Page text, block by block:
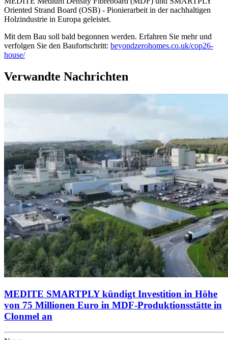
Oriented Strand Board (OSB) - Pionierarbeit in der nachhaltigen
Holzindustrie in Europa geleistet.
Mit dem Bau soll bald begonnen werden. Erfahren Sie mehr und
verfolgen Sie den Baufortschritt: beyondzerohomes.co.uk/cop26-
house/
Verwandte Nachrichten
MEDITE SMARTPLY kündigt Investition in Höhe
von 75 Millionen Euro in MDF-Produktionsstätte in
Clonmel an